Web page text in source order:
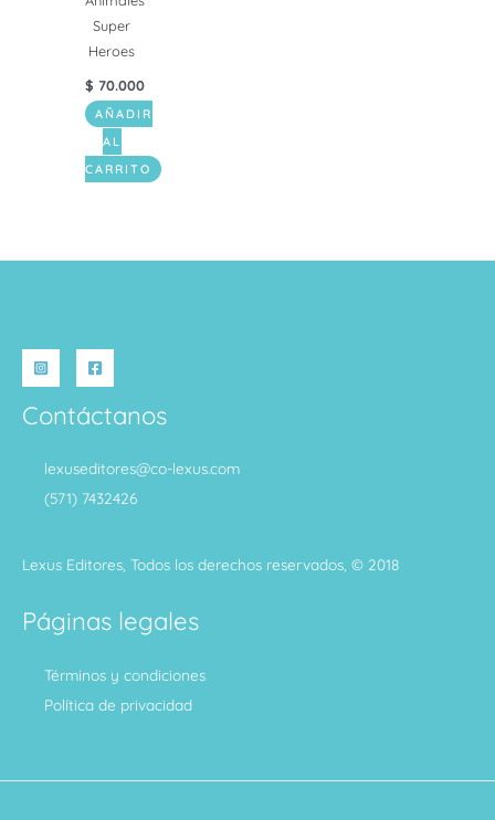
Super
Heroes
$ 70.000
AÑADIR
AL
CARRITO
Contáctanos
lexuseditores@co-lexus.com
(571) 7432426
Lexus Editores, Todos los derechos reservados, © 2018
Páginas legales
Términos y condiciones
Política de privacidad